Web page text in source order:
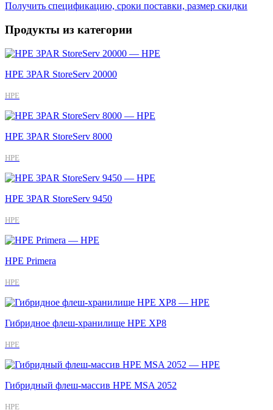
Получить спецификацию, сроки поставки, размер скидки
Продукты из категории
HPE 3PAR StoreServ 20000
HPE
HPE 3PAR StoreServ 8000
HPE
HPE 3PAR StoreServ 9450
HPE
HPE Primera
HPE
Гибридное флеш-хранилище HPE XP8
HPE
Гибридный флеш-массив HPE MSA 2052
HPE